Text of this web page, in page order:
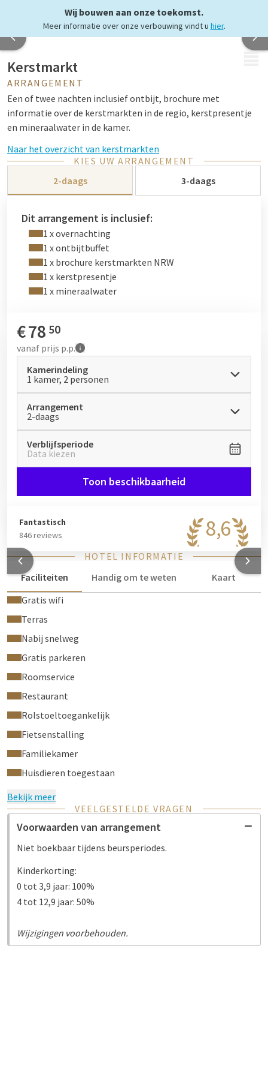
Wij bouwen aan onze toekomst.
Meer informatie over onze verbouwing vindt u hier.
Kerstmarkt
ARRANGEMENT
Een of twee nachten inclusief ontbijt, brochure met
informatie over de kerstmarkten in de regio, kerstpresentje
en mineraalwater in de kamer.
Naar het overzicht van kerstmarkten
KIES UW ARRANGEMENT
2-daags
3-daags
Dit arrangement is inclusief:
1 x overnachting
1 x ontbijtbuffet
1 x brochure kerstmarkten NRW
1 x kerstpresentje
1 x mineraalwater
€78 50
vanaf prijs p.p.
Kamerindeling
1 kamer, 2 personen
Arrangement
2-daags
Verblijfsperiode
Data kiezen
Toon beschikbaarheid
8,6
Fantastisch
846 reviews
HOTEL INFORMATIE
Faciliteiten
Handig om te weten
Kaart
Gratis wifi
Terras
Nabij snelweg
Gratis parkeren
Roomservice
Restaurant
Rolstoeltoegankelijk
Fietsenstalling
Familiekamer
Huisdieren toegestaan
Bekijk meer
VEELGESTELDE VRAGEN
Voorwaarden van arrangement
Niet boekbaar tijdens beursperiodes.
Kinderkorting:
0 tot 3,9 jaar: 100%
4 tot 12,9 jaar: 50%
Wijzigingen voorbehouden.